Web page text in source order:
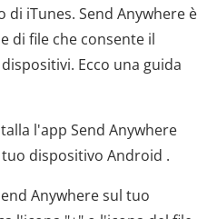
iTunes. Send Anywhere è
di file che consente il
Ecco una guida
l'app Send Anywhere
dispositivo Android .
Anywhere sul tuo